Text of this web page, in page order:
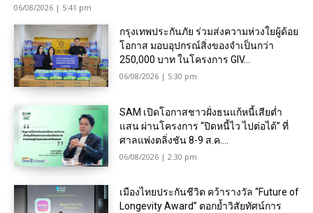
06/08/2026 | 5:41 pm
กรุงเทพประกันภัย ร่วมส่งความห่วงใยผู้ด้อย
โอกาส มอบอุปกรณ์สิ่งของจำเป็นกว่า
250,000 บาท ในโครงการ GIV...
06/08/2026 | 5:30 pm
SAM เปิดโอกาสชาวฝั่งธนแก้หนี้เสียต่ำ
แสน ผ่านโครงการ “ปิดหนี้ไว ไปต่อได้” ที่
ศาลแพ่งตลิ่งชัน 8-9 ส.ค....
06/08/2026 | 2:30 pm
เมืองไทยประกันชีวิต คว้ารางวัล “Future of
Longevity Award” ตอกย้ำวิสัยทัศน์การ